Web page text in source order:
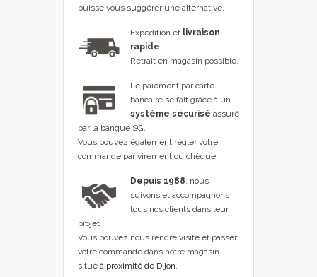
puisse vous suggérer une alternative.
Expédition et livraison
rapide.
Retrait en magasin possible.
Le paiement par carte
bancaire se fait grâce à un
système sécurisé assuré
par la banque SG.
Vous pouvez également régler votre
commande par virement ou chèque.
Depuis 1988, nous
suivons et accompagnons
tous nos clients dans leur
projet .
Vous pouvez nous rendre visite et passer
votre commande dans notre magasin
situé à proximité de Dijon.